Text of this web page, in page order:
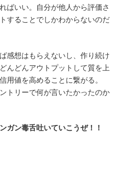
ばいい。自分が他人から評価さ
することでしかわからないのだ
感想はもらえないし、作り続け
んどんアウトプットして質を上
用値を高めることに繋がる。
トリーで何が言いたかったのか
ガン毒舌吐いていこうぜ！！